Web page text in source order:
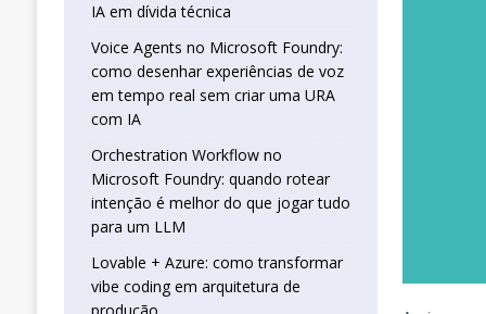
IA em dívida técnica
Voice Agents no Microsoft Foundry:
como desenhar experiências de voz
em tempo real sem criar uma URA
com IA
Orchestration Workflow no
Microsoft Foundry: quando rotear
intenção é melhor do que jogar tudo
para um LLM
Lovable + Azure: como transformar
vibe coding em arquitetura de